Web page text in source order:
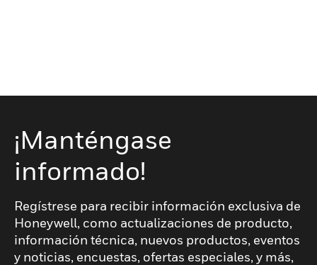
¡Manténgase
informado!
Regístrese para recibir información exclusiva de
Honeywell, como actualizaciones de producto,
información técnica, nuevos productos, eventos
y noticias, encuestas, ofertas especiales, y más,